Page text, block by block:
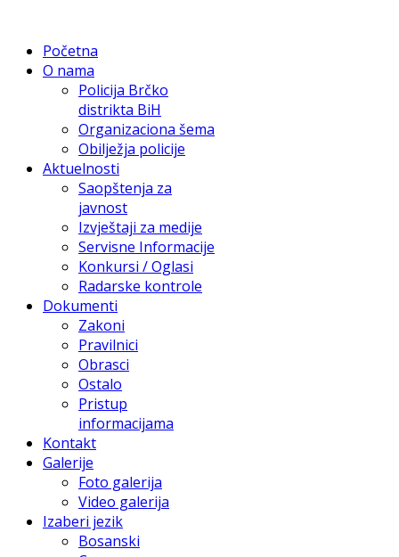
Početna
O nama
Policija Brčko
distrikta BiH
Organizaciona šema
Obilježja policije
Aktuelnosti
Saopštenja za
javnost
Izvještaji za medije
Servisne Informacije
Konkursi / Oglasi
Radarske kontrole
Dokumenti
Zakoni
Pravilnici
Obrasci
Ostalo
Pristup
informacijama
Kontakt
Galerije
Foto galerija
Video galerija
Izaberi jezik
Bosanski